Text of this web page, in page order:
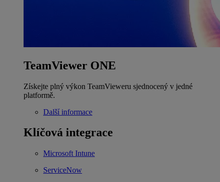
TeamViewer ONE
Získejte plný výkon TeamVieweru sjednocený v jedné
platformě.
Další informace
Klíčová integrace
Microsoft Intune
ServiceNow